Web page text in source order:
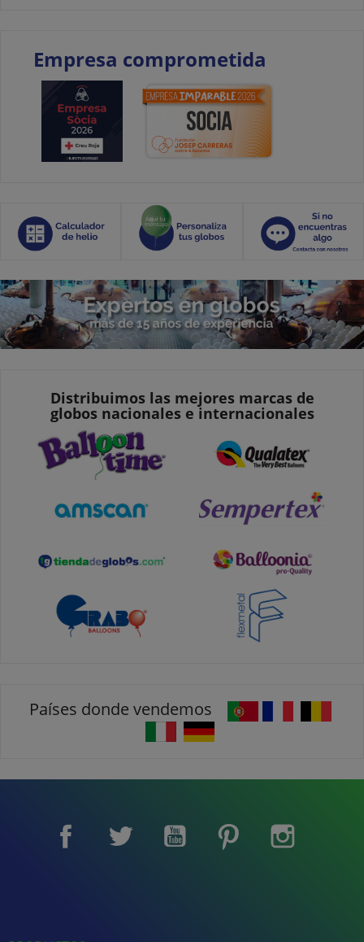
Empresa comprometida
Distribuimos las mejores marcas de
globos nacionales e internacionales
Países donde vendemos
Facebook Twitter YouTube Pinterest